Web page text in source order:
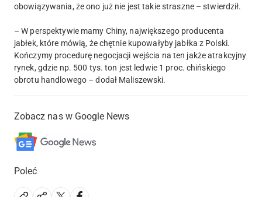
obowiązywania, że ono już nie jest takie straszne – stwierdził.
– W perspektywie mamy Chiny, największego producenta
jabłek, które mówią, że chętnie kupowałyby jabłka z Polski.
Kończymy procedurę negocjacji wejścia na ten jakże atrakcyjny
rynek, gdzie np. 500 tys. ton jest ledwie 1 proc. chińskiego
obrotu handlowego – dodał Maliszewski.
Zobacz nas w Google News
Poleć